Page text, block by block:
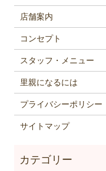
店舗案内
コンセプト
スタッフ・メニュー
里親になるには
プライバシーポリシー
サイトマップ